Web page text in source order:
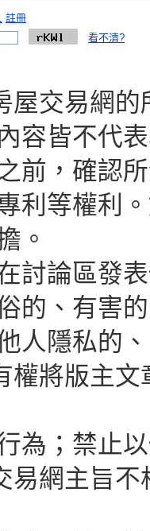
註冊
看不清?
屋交易網
容皆不代
前，確認
利等權利
。
討論區發
的、有害
人隱私的
權將版主
為；禁止
易網主旨